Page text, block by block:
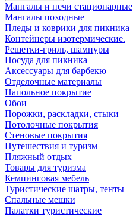
Мангалы и печи стационарные
Мангалы походные
Пледы и коврики для пикника
Контейнеры изотермические.
Решетки-гриль, шампуры
Посуда для пикника
Аксессуары для барбекю
Отделочные материалы
Напольное покрытие
Обои
Порожки, раскладки, стыки
Потолочные покрытия
Стеновые покрытия
Путешествия и туризм
Пляжный отдых
Товары для туризма
Кемпинговая мебель
Туристические шатры, тенты
Спальные мешки
Палатки туристические